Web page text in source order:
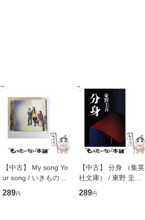
4
【中古】 My song Yo
ur song / いきものが
かり / [CD]【メール便
送料無料】
289円
5
【中古】 分身 （集英
社文庫） / 東野 圭吾 /
集英社 [文庫]【メール
便送料無料】
289円